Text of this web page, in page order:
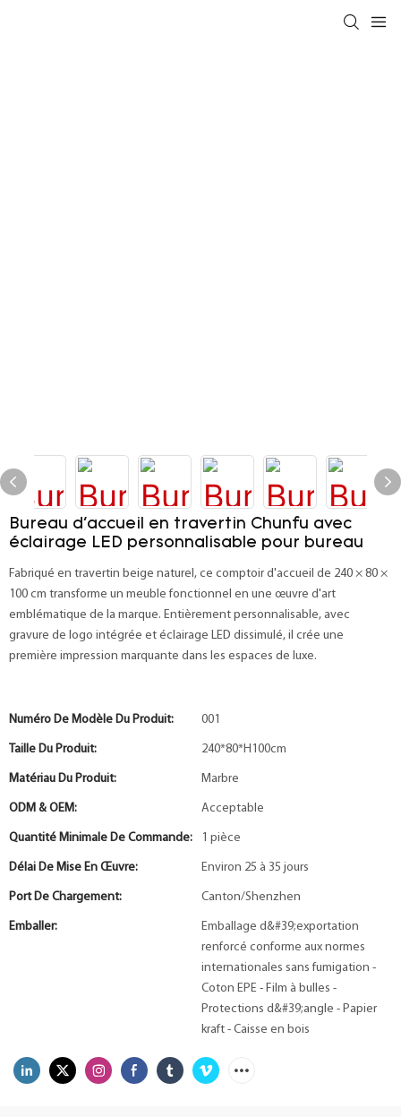
Bureau d'accueil en travertin Chunfu avec
éclairage LED personnalisable pour bureau
Fabriqué en travertin beige naturel, ce comptoir d'accueil de 240 × 80 ×
100 cm transforme un meuble fonctionnel en une œuvre d'art
emblématique de la marque. Entièrement personnalisable, avec
gravure de logo intégrée et éclairage LED dissimulé, il crée une
première impression marquante dans les espaces de luxe.
Numéro De Modèle Du Produit: 001
Taille Du Produit: 240*80*H100cm
Matériau Du Produit: Marbre
ODM & OEM: Acceptable
Quantité Minimale De Commande: 1 pièce
Délai De Mise En Œuvre: Environ 25 à 35 jours
Port De Chargement: Canton/Shenzhen
Emballer:
Emballage d&#39;exportation
renforcé conforme aux normes
internationales sans fumigation -
Coton EPE - Film à bulles -
Protections d&#39;angle - Papier
kraft - Caisse en bois